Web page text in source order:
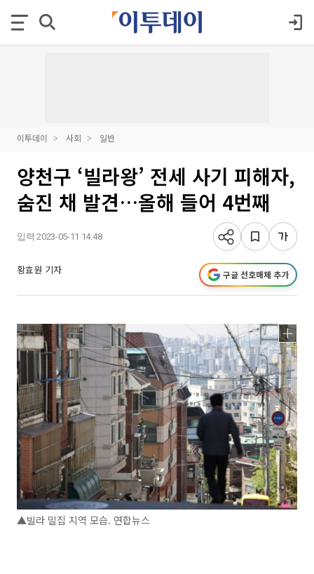
이투데이 사회 일반
양천구 ‘빌라왕’ 전세 사기 피해자,
숨진 채 발견…올해 들어 4번째
입력 2023-05-11 14:48
황효원 기자 구글 선호매체 추가
▲빌라 밀집 지역 모습. 연합뉴스